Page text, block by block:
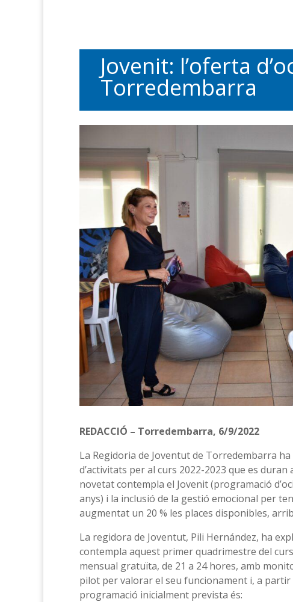
Jovenit: l’oferta
Torredembarra
REDACCIÓ – Torredembarra, 6/9/2022
La Regidoria de Joventut de Torredembarra
d’activitats per al curs 2022-2023 que es duran
novetat contempla el Jovenit (programació
anys) i la inclusió de la gestió emocional per
augmentat un 20 % les places disponibles,
La regidora de Joventut, Pili Hernández, ha
contempla aquest primer quadrimestre del
mensual gratuïta, de 21 a 24 hores, amb
pilot per valorar el seu funcionament i, a partir
programació inicialment prevista és: